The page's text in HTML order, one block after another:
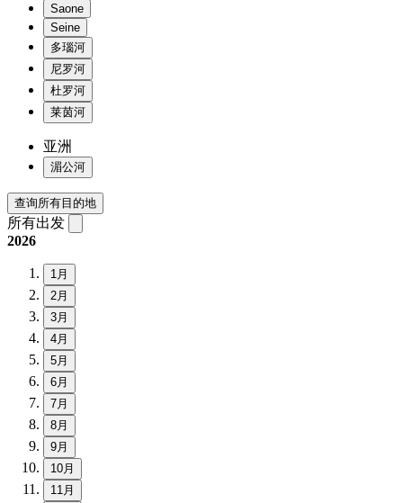
Saone
Seine
多瑙河
尼罗河
杜罗河
莱茵河
亚洲
湄公河
查询所有目的地
所有出发
2026
1月
2月
3月
4月
5月
6月
7月
8月
9月
10月
11月